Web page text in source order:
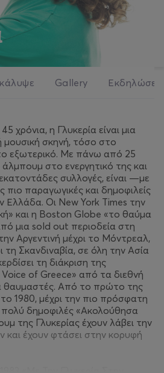
Gallery Εκδηλώσεις
χρόνια, η Γλυκερία είναι μια
μουσική σκηνή, τόσο στο
εξωτερικό. Με πάνω από 25
στο ενεργητικό της και
συλλογές, είναι —με
παραγωγικές και δημοφιλείς
Ελλάδα. Οι New York Times την
και η Boston Globe «το θαύμα
μια sold out περιοδεία στη
Αργεντινή μέχρι το Μόντρεαλ,
τη Σκανδιναβία, σε όλη την Ασία
τη διάκριση της
of Greece» από τα διεθνή
θαυμαστές. Από το πρώτο της
1980, μέχρι την πιο πρόσφατη
δημοφιλές «Ακολούθησα
της Γλυκερίας έχουν λάβει την
και έχουν φτάσει στην κορυφή